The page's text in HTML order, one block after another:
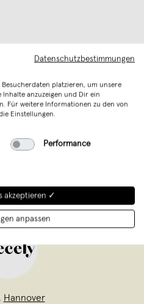
Deinem Kauf junges
Hannover
Datenschutzbestimmungen
platzieren, um unsere
Inhalte anzuzeigen und Dir ein
Für weitere Informationen zu den von
Einstellungen.
Performance
akzeptieren ✓
anpassen